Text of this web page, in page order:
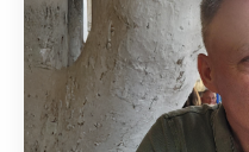
over:
Maak
kennis
met
Mark